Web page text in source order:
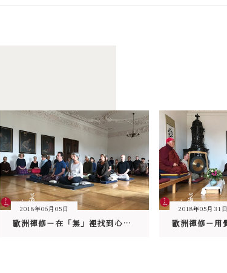
2018年06月05日
歐洲禪修－在「無」裡找到心的力量
2018年05月31日